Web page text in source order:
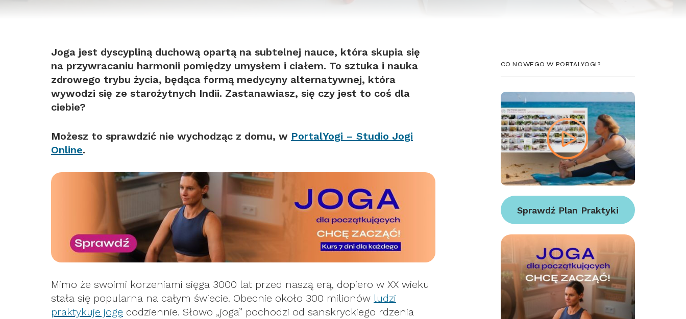
Joga jest dyscypliną duchową opartą na subtelnej nauce, która skupia się
na przywracaniu harmonii pomiędzy umysłem i ciałem. To sztuka i nauka
zdrowego trybu życia, będąca formą medycyny alternatywnej, która
wywodzi się ze starożytnych Indii. Zastanawiasz, się czy jest to coś dla
ciebie?
Możesz to sprawdzić nie wychodząc z domu, w PortalYogi – Studio Jogi
Online.
Mimo że swoimi korzeniami sięga 3000 lat przed naszą erą, dopiero w XX wieku
stała się popularna na całym świecie. Obecnie około 300 milionów ludzi
praktykuje jogę codziennie. Słowo „joga” pochodzi od sanskryckiego rdzenia
CO NOWEGO W PORTALYOGI?
Sprawdź Plan Praktyki